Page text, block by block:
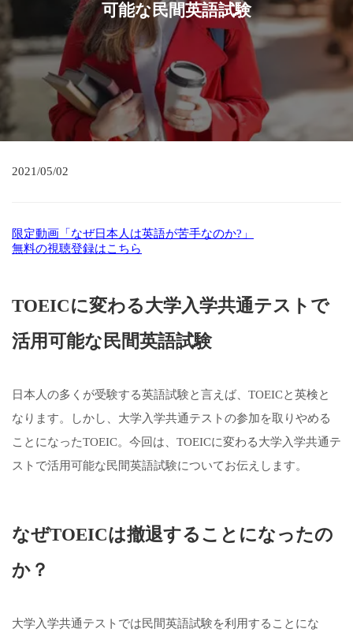
可能な民間英語試験
2021/05/02
限定動画「なぜ日本人は英語が苦手なのか?」
無料の視聴登録はこちら
TOEICに変わる大学入学共通テストで
活用可能な民間英語試験
日本人の多くが受験する英語試験と言えば、TOEICと英検と
なります。しかし、大学入学共通テストの参加を取りやめる
ことになったTOEIC。今回は、TOEICに変わる大学入学共通テ
ストで活用可能な民間英語試験についてお伝えします。
なぜTOEICは撤退することになったの
か？
大学入学共通テストでは民間英語試験を利用することにな